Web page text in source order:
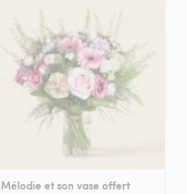
Mélodie et son vase offert